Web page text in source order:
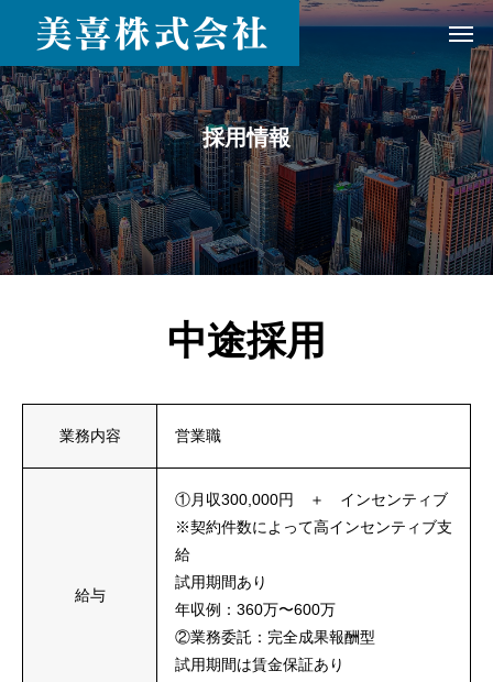
採用情報
中途採用
業務内容 営業職
給与
①月収300,000円 ＋ インセンティブ
※契約件数によって高インセンティブ支
給
試用期間あり
年収例：360万〜600万
②業務委託：完全成果報酬型
試用期間は賃金保証あり